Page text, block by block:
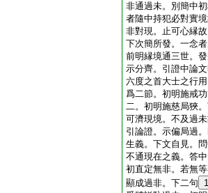
非通過未。別簡中
者隨中持犯必對實
非對現。止可心縁
下次簡所發。一念
前明縁境通三世。
示分齊。引證中論
六度之首大士之行
爲二節。初明施戒
二。初明施慈局狹
可濟現境。不及過
引論證。示偏局過
生義。下文自見。
不通現在之義。答
初直定無非。若無
顯成過非。下二句
1